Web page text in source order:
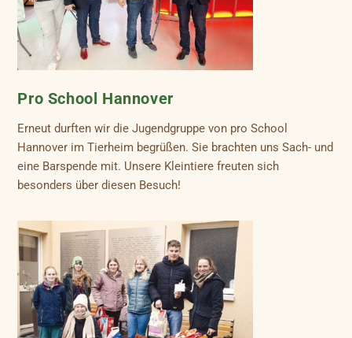
Pro School Hannover
Erneut durften wir die Jugendgruppe von pro School
Hannover im Tierheim begrüßen. Sie brachten uns Sach- und
eine Barspende mit. Unsere Kleintiere freuten sich
besonders über diesen Besuch!